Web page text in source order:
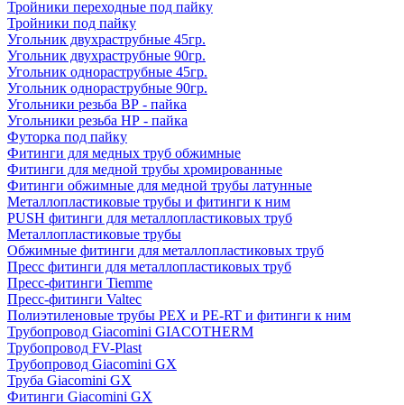
Тройники переходные под пайку
Тройники под пайку
Угольник двухраструбные 45гр.
Угольник двухраструбные 90гр.
Угольник однораструбные 45гр.
Угольник однораструбные 90гр.
Угольники резьба ВР - пайка
Угольники резьба НР - пайка
Футорка под пайку
Фитинги для медных труб обжимные
Фитинги для медной трубы хромированные
Фитинги обжимные для медной трубы латунные
Металлопластиковые трубы и фитинги к ним
PUSH фитинги для металлопластиковых труб
Металлопластиковые трубы
Обжимные фитинги для металлопластиковых труб
Пресс фитинги для металлопластиковых труб
Пресс-фитинги Tiemme
Пресс-фитинги Valtec
Полиэтиленовые трубы PEX и PE-RT и фитинги к ним
Трубопровод Giacomini GIACOTHERM
Трубопровод FV-Plast
Трубопровод Giacomini GX
Труба Giacomini GX
Фитинги Giacomini GX